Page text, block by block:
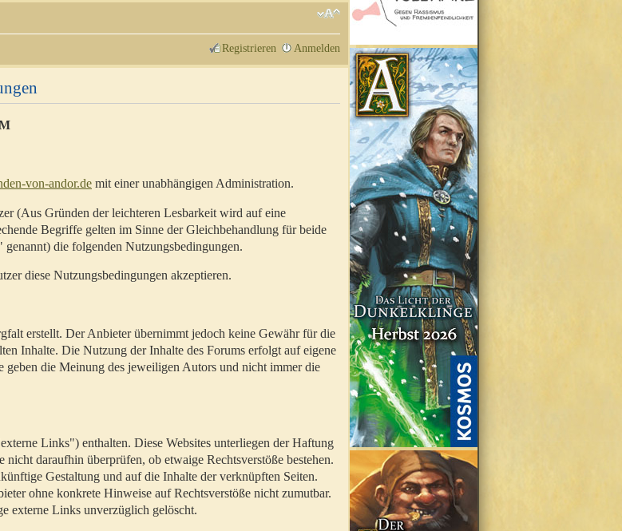
Registrieren Anmelden
von-andor.de mit einer unabhängigen Administration.
(Aus Gründen der leichteren Lesbarkeit wird auf eine
Begriffe gelten im Sinne der Gleichbehandlung für beide
die folgenden Nutzungsbedingungen.
diese Nutzungsbedingungen akzeptieren.
erstellt. Der Anbieter übernimmt jedoch keine Gewähr für die
Inhalte. Die Nutzung der Inhalte des Forums erfolgt auf eigene
geben die Meinung des jeweiligen Autors und nicht immer die
Links") enthalten. Diese Websites unterliegen der Haftung
daraufhin überprüfen, ob etwaige Rechtsverstöße bestehen.
Gestaltung und auf die Inhalte der verknüpften Seiten.
ohne konkrete Hinweise auf Rechtsverstöße nicht zumutbar.
externe Links unverzüglich gelöscht.